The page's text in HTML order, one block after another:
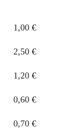
1,00 €
2,50 €
1,20 €
0,60 €
0,70 €